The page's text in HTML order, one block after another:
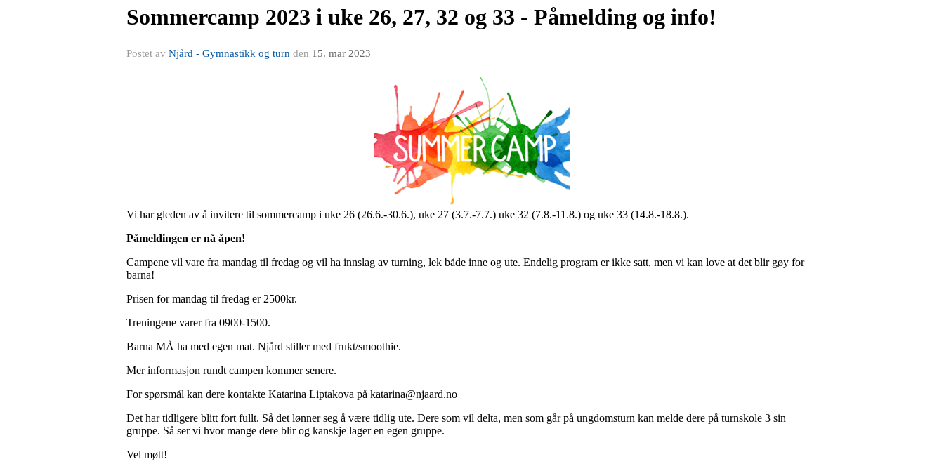
Sommercamp 2023 i uke 26, 27, 32 og 33 - Påmelding og info!
Postet av Njård - Gymnastikk og turn den 15. mar 2023
Vi har gleden av å invitere til sommercamp i uke 26 (26.6.-30.6.), uke 27 (3.7.-7.7.) uke 32 (7.8.-11.8.) og uke 33 (14.8.-18.8.).
Påmeldingen er nå åpen!
Campene vil vare fra mandag til fredag og vil ha innslag av turning, lek både inne og ute. Endelig program er ikke satt, men vi kan love at det blir gøy for
barna!
Prisen for mandag til fredag er 2500kr.
Treningene varer fra 0900-1500.
Barna MÅ ha med egen mat. Njård stiller med frukt/smoothie.
Mer informasjon rundt campen kommer senere.
For spørsmål kan dere kontakte Katarina Liptakova på katarina@njaard.no
Det har tidligere blitt fort fullt. Så det lønner seg å være tidlig ute. Dere som vil delta, men som går på ungdomsturn kan melde dere på turnskole 3 sin
gruppe. Så ser vi hvor mange dere blir og kanskje lager en egen gruppe.
Vel møtt!